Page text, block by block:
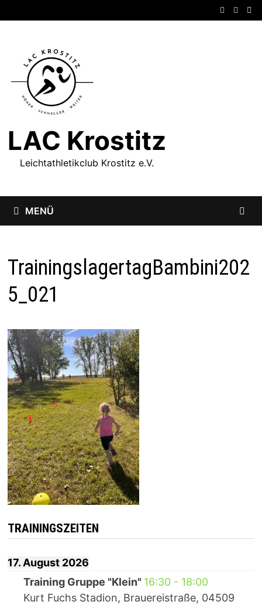
Inhalt
LAC Krostitz
Leichtathletikclub Krostitz e.V.
MENÜ
TrainingslagertagBambini202
5_021
TRAININGSZEITEN
17. August 2026
Training Gruppe "Klein" 16:30- 18:00
Kurt Fuchs Stadion, Brauereistraße, 04509